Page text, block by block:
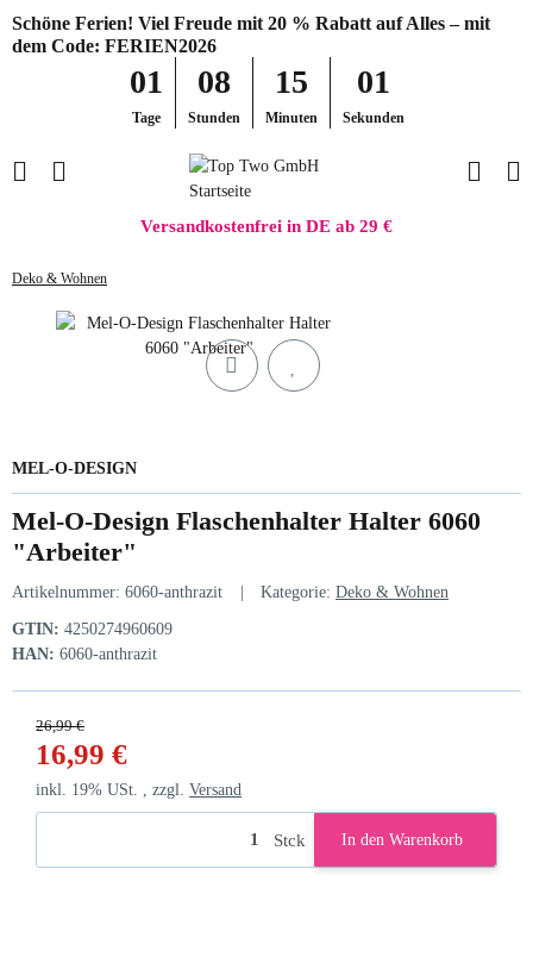
Schöne Ferien! Viel Freude mit 20 % Rabatt auf Alles – mit
dem Code: FERIEN2026
01
Tage
08
Stunden
15
Minuten
01
Sekunden
Versandkostenfrei in DE ab 29 €
Deko & Wohnen
MEL-O-DESIGN
Mel-O-Design Flaschenhalter Halter 6060
"Arbeiter"
Artikelnummer: 6060-anthrazit Kategorie: Deko & Wohnen
GTIN: 4250274960609
HAN: 6060-anthrazit
26,99 €
16,99 €
inkl. 19% USt. , zzgl. Versand
Stck In den Warenkorb